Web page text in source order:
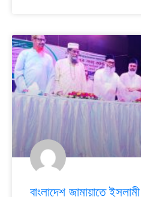
বাংলাদেশ জামায়াতে